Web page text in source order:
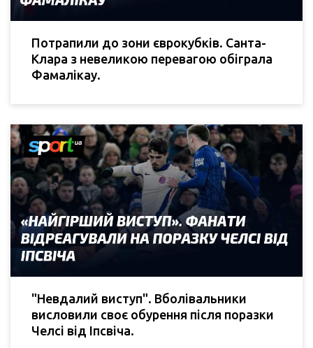
Потрапили до зони єврокубків. Санта-
Клара з невеликою перевагою обіграла
Фамалікау.
"Невдалий виступ". Вболівальники
висловили своє обурення після поразки
Челсі від Іпсвіча.